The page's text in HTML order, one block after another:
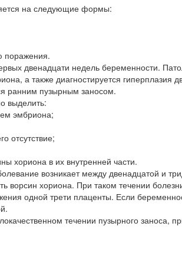
на следующие формы:
поражения.
двенадцати недель беременности.
а также диагностируется гиперплазия
ранним пузырным заносом.
выделить:
эмбриона;
отсутствие;
хориона в их внутренней части.
возникает между двенадцатой и
ворсин хориона. При таком течении
одной трети плаценты. Если
течении пузырного заноса,